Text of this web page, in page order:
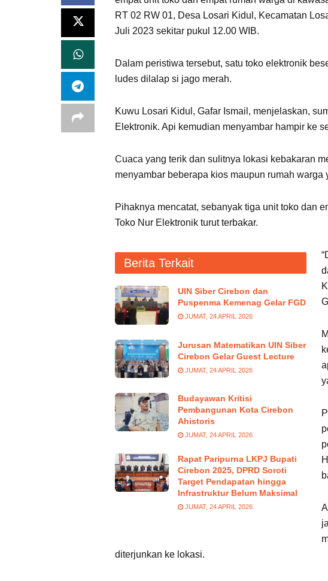
RT 02 RW 01, Desa Losari Kidul, Kecamatan
Juli 2023 sekitar pukul 12.00 WIB.
Dalam peristiwa tersebut, satu toko elektronik
ludes dilalap si jago merah.
Kuwu Losari Kidul, Gafar Ismail, menjelaskan,
Elektronik. Api kemudian menyambar hampir ke
Cuaca yang terik dan sulitnya lokasi kebakaran
menyambar beberapa kios maupun rumah
Pihaknya mencatat, sebanyak tiga unit toko dan
Toko Nur Elektronik turut terbakar.
Berita Terkait
UIN Siber Cirebon dan
Puspenma Kemenag Gelar FGD
JUMAT, 24 APRIL 2026
Jurusan Matematikan UIN Siber
Cirebon Gelar Guest Lecture
JUMAT, 24 APRIL 2026
Budayawan Kritisi
Pembangunan Kota Cirebon
Ahistoris
JUMAT, 24 APRIL 2026
Rapat Paripurna LKPJ Bupati
Cirebon 2025, DPRD Soroti
Target Pendapatan hingga
Infrastruktur Belum Maksimal
JUMAT, 24 APRIL 2026
diterjunkan ke lokasi.